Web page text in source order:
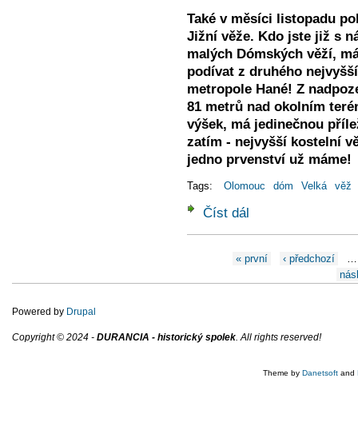
Také v měsíci listopadu
Jižní věže. Kdo jste již s
malých Dómských věží,
podívat z druhého
metropole Hané! Z
81 metrů nad okolním
výšek, má jedinečnou
zatím - nejvyšší kostelní
jedno prvenství už máme!
Tags: Olomouc dóm Velká věž
Číst dál
Stránky« první ‹ předchozí
…
Powered by Drupal
Copyright © 2024 - DURANCIA - historický spolek. All rights reserved!
Theme by Danetsoft and